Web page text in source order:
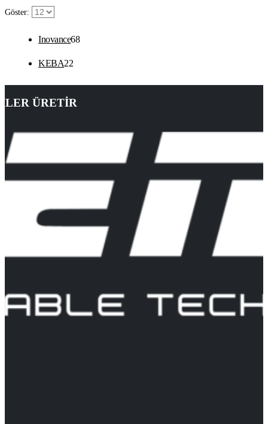
Göster:
Inovance6868
ürün
KEBA2222
ürün
ÜRETİR